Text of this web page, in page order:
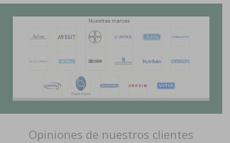
Opiniones de nuestros clientes